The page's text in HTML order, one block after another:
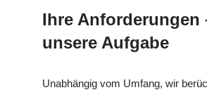
Ihre Anforderungen
unsere Aufgabe
Unabhängig vom Umfang, wir